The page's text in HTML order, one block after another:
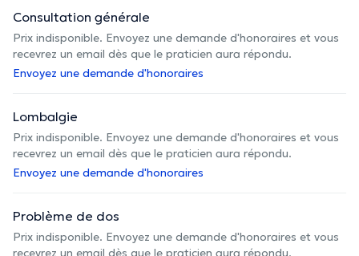
Consultation générale
Prix indisponible. Envoyez une demande d'honoraires et vous
recevrez un email dès que le praticien aura répondu.
Envoyez une demande d'honoraires
Lombalgie
Prix indisponible. Envoyez une demande d'honoraires et vous
recevrez un email dès que le praticien aura répondu.
Envoyez une demande d'honoraires
Problème de dos
Prix indisponible. Envoyez une demande d'honoraires et vous
recevrez un email dès que le praticien aura répondu.